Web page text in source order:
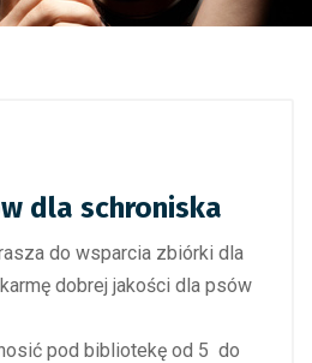
dla schroniska
do wsparcia zbiórki dla
dobrej jakości dla psów
pod bibliotekę od 5 do